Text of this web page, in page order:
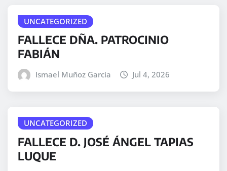
UNCATEGORIZED
FALLECE DÑA. PATROCINIO
FABIÁN
Ismael Muñoz Garcia Jul 4, 2026
UNCATEGORIZED
FALLECE D. JOSÉ ÁNGEL TAPIAS
LUQUE